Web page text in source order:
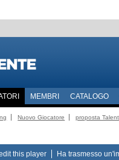
MEMBRI CATALOGO
Nuovo Giocatore proposta
this player Ha trasmesso